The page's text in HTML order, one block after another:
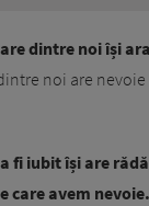
dintre noi își
noi are
fi iubit își are
care avem nevoie.